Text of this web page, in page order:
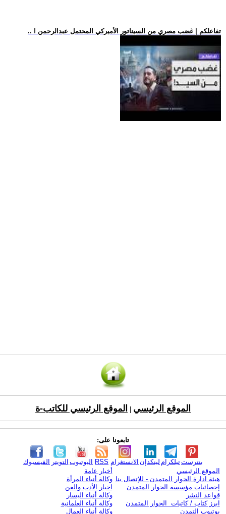
.. تفاعلكم | غضب مصري من السيناتور الأميركي المحتمل عبدالرحمن ا
الموقع الرئيسي الموقع الرئيسي للكاتب-ة
تابعونا على:
الفيسبوك التويتر اليوتيوب RSS الانستغرام لينكدإن تيلكرامبنترست
الموقع الرئيسي
هيئة ادارة الحوار المتمدن - للإتصال بنا
إحصائيات مؤسسة الحوار المتمدن
قواعد النشر
ابرز كتاب / كاتبات الحوار المتمدن
يوتيوب التمدن
أخبار عامة
وكالة أنباء المرأة
اخبار الأدب والفن
وكالة أنباء اليسار
وكالة أنباء العلمانية
وكالة أنباء العمال